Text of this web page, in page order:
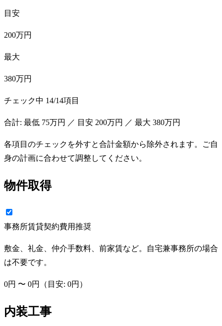
目安
200万円
最大
380万円
チェック中 14/14項目
合計: 最低 75万円 ／ 目安 200万円 ／ 最大 380万円
各項目のチェックを外すと合計金額から除外されます。ご自
身の計画に合わせて調整してください。
物件取得
事務所賃貸契約費用推奨
敷金、礼金、仲介手数料、前家賃など。自宅兼事務所の場合
は不要です。
0円 〜 0円 （目安: 0円 ）
内装工事